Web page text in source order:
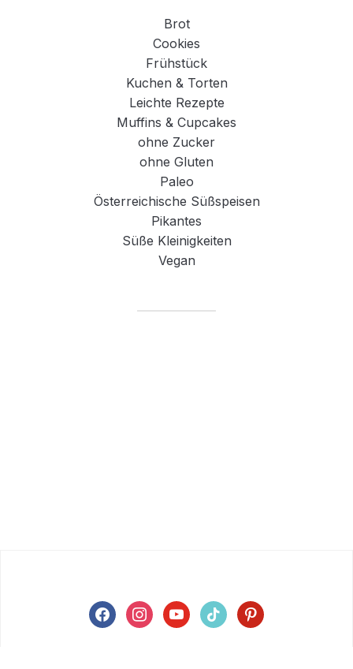
Brot
Cookies
Frühstück
Kuchen & Torten
Leichte Rezepte
Muffins & Cupcakes
ohne Zucker
ohne Gluten
Paleo
Österreichische Süßspeisen
Pikantes
Süße Kleinigkeiten
Vegan
facebookinstagramyoutubetiktok pinterest